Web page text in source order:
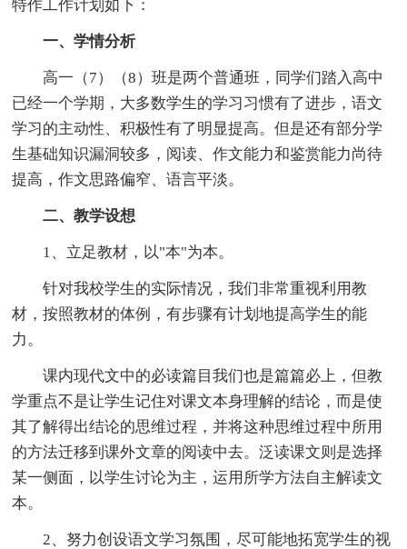
特作工作计划如下：
一、学情分析
高一（7）（8）班是两个普通班，同学们踏入高中
已经一个学期，大多数学生的学习习惯有了进步，语文
学习的主动性、积极性有了明显提高。但是还有部分学
生基础知识漏洞较多，阅读、作文能力和鉴赏能力尚待
提高，作文思路偏窄、语言平淡。
二、教学设想
1、立足教材，以"本"为本。
针对我校学生的实际情况，我们非常重视利用教
材，按照教材的体例，有步骤有计划地提高学生的能
力。
课内现代文中的必读篇目我们也是篇篇必上，但教
学重点不是让学生记住对课文本身理解的结论，而是使
其了解得出结论的思维过程，并将这种思维过程中所用
的方法迁移到课外文章的阅读中去。泛读课文则是选择
某一侧面，以学生讨论为主，运用所学方法自主解读文
本。
2、努力创设语文学习氛围，尽可能地拓宽学生的视